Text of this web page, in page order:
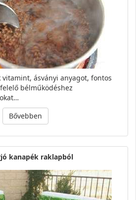
ásványi anyagot, fontos
bélműködéshez
Bővebben
kanapék raklapból